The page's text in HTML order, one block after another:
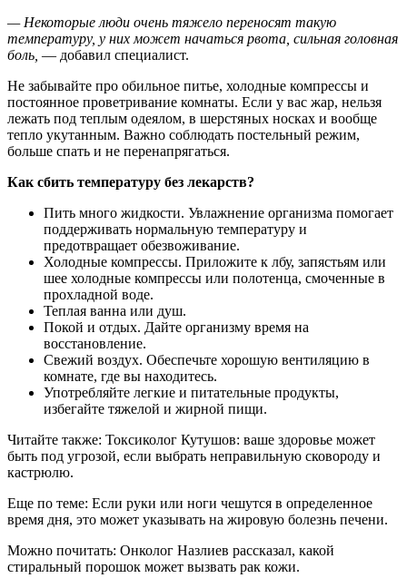
— Некоторые люди очень тяжело переносят такую
температуру, у них может начаться рвота, сильная головная
боль, — добавил специалист.
Не забывайте про обильное питье, холодные компрессы и
постоянное проветривание комнаты. Если у вас жар, нельзя
лежать под теплым одеялом, в шерстяных носках и вообще
тепло укутанным. Важно соблюдать постельный режим,
больше спать и не перенапрягаться.
Как сбить температуру без лекарств?
Пить много жидкости. Увлажнение организма помогает
поддерживать нормальную температуру и
предотвращает обезвоживание.
Холодные компрессы. Приложите к лбу, запястьям или
шее холодные компрессы или полотенца, смоченные в
прохладной воде.
Теплая ванна или душ.
Покой и отдых. Дайте организму время на
восстановление.
Свежий воздух. Обеспечьте хорошую вентиляцию в
комнате, где вы находитесь.
Употребляйте легкие и питательные продукты,
избегайте тяжелой и жирной пищи.
Читайте также: Токсиколог Кутушов: ваше здоровье может
быть под угрозой, если выбрать неправильную сковороду и
кастрюлю.
Еще по теме: Если руки или ноги чешутся в определенное
время дня, это может указывать на жировую болезнь печени.
Можно почитать: Онколог Назлиев рассказал, какой
стиральный порошок может вызвать рак кожи.